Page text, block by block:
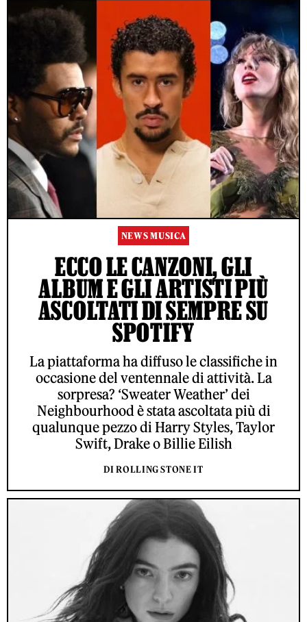
NEWS MUSICA
ECCO LE CANZONI, GLI
ALBUM E GLI ARTISTI PIÙ
ASCOLTATI DI SEMPRE SU
SPOTIFY
La piattaforma ha diffuso le classifiche in
occasione del ventennale di attività. La
sorpresa? ‘Sweater Weather’ dei
Neighbourhood è stata ascoltata più di
qualunque pezzo di Harry Styles, Taylor
Swift, Drake o Billie Eilish
DI ROLLING STONE IT